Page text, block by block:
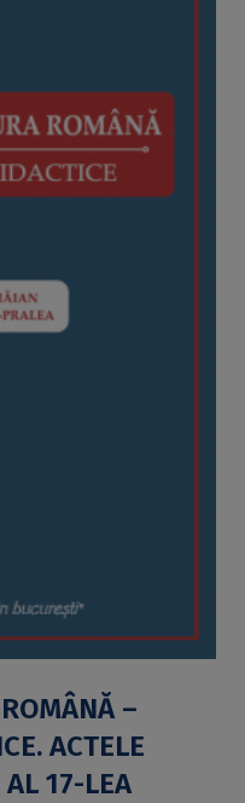
–
ACTELE
17-LEA